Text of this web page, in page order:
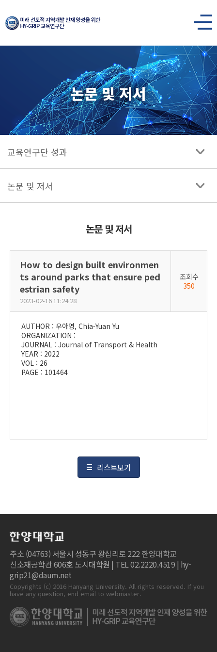
한양대학교
양성을
위한
HY-
GRIP
교육연구단
열기
논문 및 저서
교육연구단 성과
논문 및 저서
논문 및 저서
How to design built environmen
ts around parks that ensure ped
estrian safety
2023-02-16 11:24:28
조회수
350
AUTHOR : 우아영, Chia-Yuan Yu
ORGANIZATION :
JOURNAL : Journal of Transport & Health
YEAR : 2022
VOL : 26
PAGE : 101464
리스트보기
주소 (04763) 서울시 성동구 왕십리로 222 한양대학교
신소재공학관 606호 도시대학원 | TEL 02.2220.4519 | hy-
grip21@daum.net
Copyrights (c) 2016 Hanyang University. All rights reserved. If you
have any question, end email to webmaster.